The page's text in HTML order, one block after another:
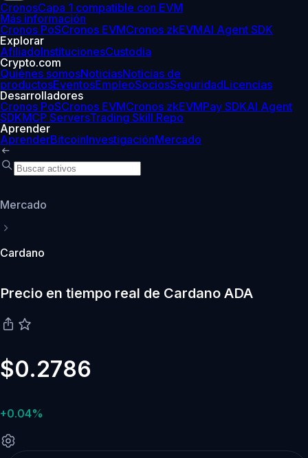
CronosCapa 1 compatible con EVM
Más información
Cronos PoSCronos EVMCronos zkEVMAI Agent SDK
Explorar
AfiliadoInstitucionesCustodia
Crypto.com
Quiénes somosNoticiasNoticias de
productosEventosEmpleoSociosSeguridadLicencias
Desarrolladores
Cronos PoSCronos EVMCronos zkEVMPay SDKAI Agent
SDKMCP ServersTrading Skill Repo
Aprender
AprenderBitcoinInvestigaciónMercado
Mercado
Cardano
Precio en tiempo real de Cardano ADA
$0.2786
+0.04%